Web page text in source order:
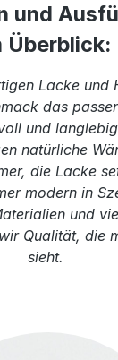
und
Überblick:
Lacke und
das
und
natürliche
die Lacke
modern in
und
Qualität, die
sieht.